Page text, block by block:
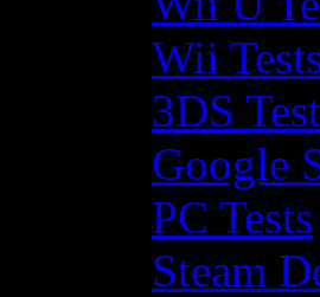
Wii
3DS
Google
PC Tests
Steam